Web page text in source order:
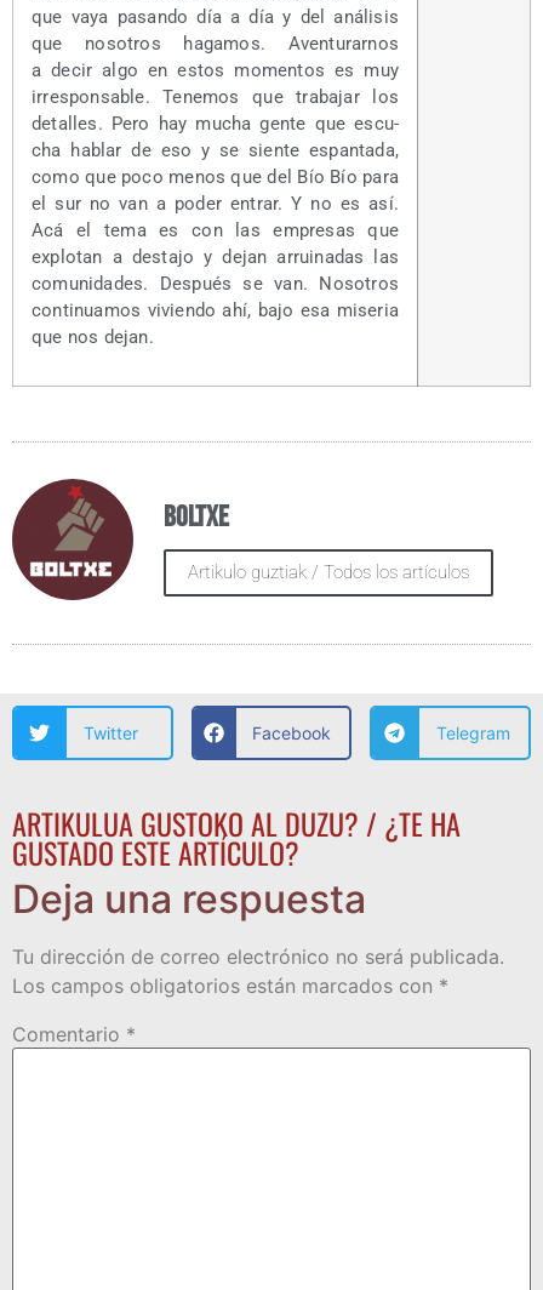
que vaya pasan­do día a día y del aná­li­sis
que noso­tros haga­mos. Aven­tu­rar­nos
a decir algo en estos momen­tos es muy
irres­pon­sa­ble. Tene­mos que tra­ba­jar los
deta­lles. Pero hay mucha gen­te que escu­
cha hablar de eso y se sien­te espan­ta­da,
como que poco menos que del Bío Bío para
el sur no van a poder entrar. Y no es así.
Acá el tema es con las empre­sas que
explo­tan a des­ta­jo y dejan arrui­na­das las
comu­ni­da­des. Des­pués se van. Noso­tros
con­ti­nua­mos vivien­do ahí, bajo esa mise­ria
que nos dejan.
Boltxe
Artikulo guztiak / Todos los artículos
Twitter Facebook Telegram
ARTIKULUA GUSTOKO AL DUZU? / ¿TE HA
GUSTADO ESTE ARTÍCULO?
Deja una respuesta
Tu dirección de correo electrónico no será publicada.
Los campos obligatorios están marcados con *
Comentario *